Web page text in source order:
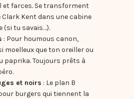
et farces. Se transforment
Clark Kent dans une cabine
(si tu savais…).
: Pour houmous canon,
moelleux que ton oreiller ou
paprika. Toujours prêts à
et noirs : Le plan B
burgers qui tiennent la